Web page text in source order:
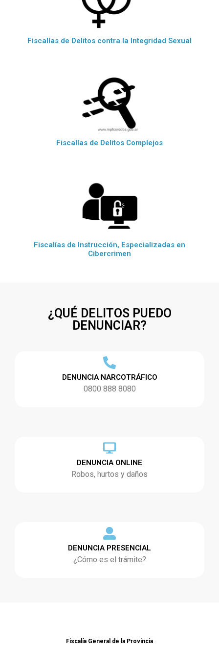
Fiscalías de Delitos contra la Integridad Sexual
Fiscalías de Delitos Complejos
Fiscalías de Instrucción, Especializadas en
Cibercrimen
¿QUÉ DELITOS PUEDO
DENUNCIAR?
DENUNCIA NARCOTRÁFICO
0800 888 8080
DENUNCIA ONLINE
Robos, hurtos y daños
DENUNCIA PRESENCIAL
¿Cómo es el trámite?
Fiscalía General de la Provincia